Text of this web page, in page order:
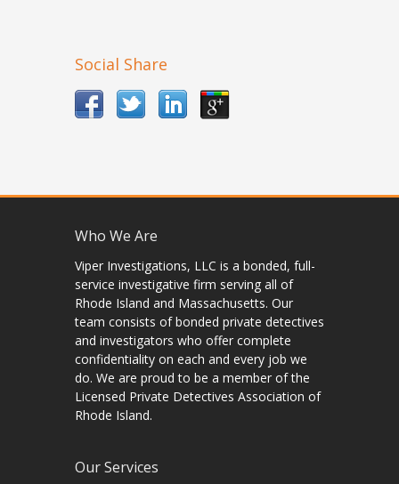
Social Share
Who We Are
Viper Investigations, LLC is a bonded, full-
service investigative firm serving all of
Rhode Island and Massachusetts. Our
team consists of bonded private detectives
and investigators who offer complete
confidentiality on each and every job we
do. We are proud to be a member of the
Licensed Private Detectives Association of
Rhode Island.
Our Services